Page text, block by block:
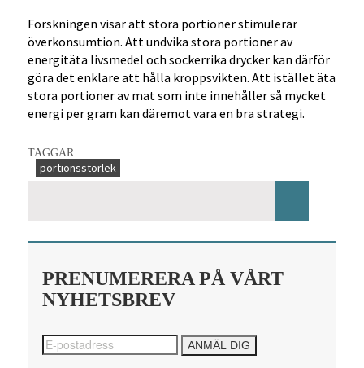
Forskningen visar att stora portioner stimulerar
överkonsumtion. Att undvika stora portioner av
energitäta livsmedel och sockerrika drycker kan därför
göra det enklare att hålla kroppsvikten. Att istället äta
stora portioner av mat som inte innehåller så mycket
energi per gram kan däremot vara en bra strategi.
TAGGAR:
portionsstorlek
PRENUMERERA PÅ VÅRT
NYHETSBREV